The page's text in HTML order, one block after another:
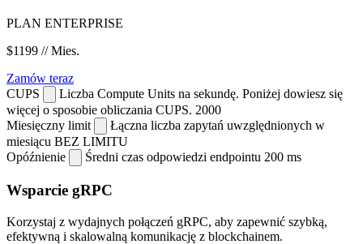
PLAN ENTERPRISE
$1199 // Mies.
Zamów teraz
CUPS
Liczba Compute Units na sekundę. Poniżej dowiesz się
więcej o sposobie obliczania CUPS. 2000
Miesięczny limit
Łączna liczba zapytań uwzględnionych w
miesiącu BEZ LIMITU
Opóźnienie
Średni czas odpowiedzi endpointu 200 ms
Wsparcie gRPC
Korzystaj z wydajnych połączeń gRPC, aby zapewnić szybką,
efektywną i skalowalną komunikację z blockchainem.